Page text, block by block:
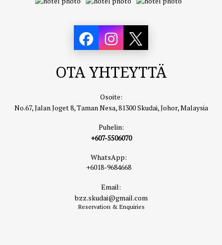
OTA YHTEYTTÄ
Osoite:
No.67, Jalan Joget 8, Taman Nesa, 81300 Skudai, Johor, Malaysia
Puhelin:
+607-5506070
WhatsApp:
+6018-9684668
Email:
bzz.skudai@gmail.com
Reservation & Enquiries